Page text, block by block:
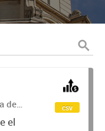
de
el
csv